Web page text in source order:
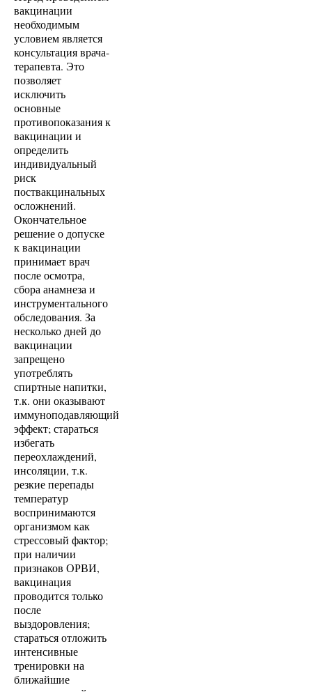
вакцинации
необходимым
условием является
консультация врача-
терапевта. Это
позволяет
исключить
основные
противопоказания к
вакцинации и
определить
индивидуальный
риск
поствакцинальных
осложнений.
Окончательное
решение о допуске
к вакцинации
принимает врач
после осмотра,
сбора анамнеза и
инструментального
обследования. За
несколько дней до
вакцинации
запрещено
употреблять
спиртные напитки,
т.к. они оказывают
иммуноподавляющий
эффект; стараться
избегать
переохлаждений,
инсоляции, т.к.
резкие перепады
температур
воспринимаются
организмом как
стрессовый фактор;
при наличии
признаков ОРВИ,
вакцинация
проводится только
после
выздоровления;
стараться отложить
интенсивные
тренировки на
ближайшие